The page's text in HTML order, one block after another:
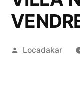
Publié
Locadakar